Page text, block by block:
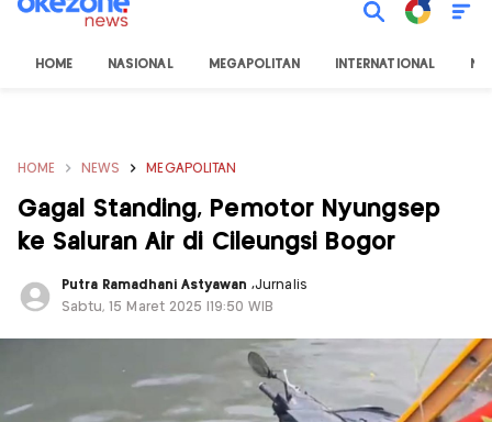
HOME NASIONAL MEGAPOLITAN INTERNATIONAL
HOME NEWS MEGAPOLITAN
Gagal Standing, Pemotor Nyungsep
ke Saluran Air di Cileungsi Bogor
Putra Ramadhani Astyawan,Jurnalis
Sabtu, 15 Maret 2025 |19:50 WIB